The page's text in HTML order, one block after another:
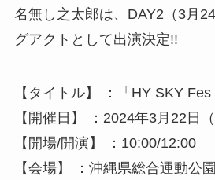
名無し之太郎は、DAY2（3月
グアクトとして出演決定!!
【タイトル】 ：「HY SKY Fes
【開催日】 ：2024年3月22日
【開場/開演】 ：10:00/12:00
【会場】 ：沖縄県総合運動公